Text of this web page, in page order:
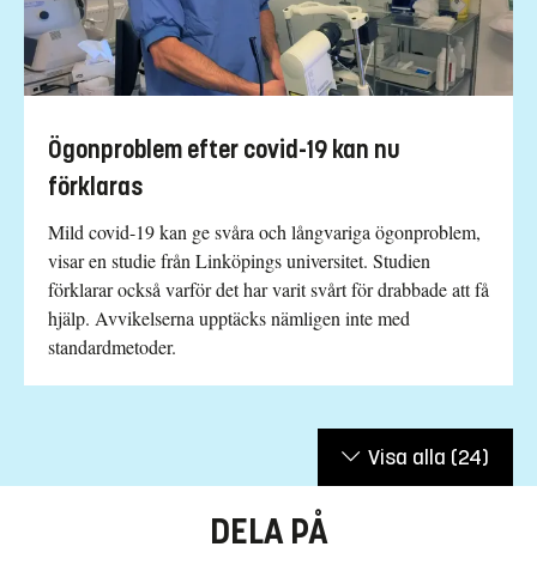
Ögonproblem efter covid-19 kan nu
förklaras
Mild covid-19 kan ge svåra och långvariga ögonproblem,
visar en studie från Linköpings universitet. Studien
förklarar också varför det har varit svårt för drabbade att få
hjälp. Avvikelserna upptäcks nämligen inte med
standardmetoder.
Visa alla (24)
DELA PÅ